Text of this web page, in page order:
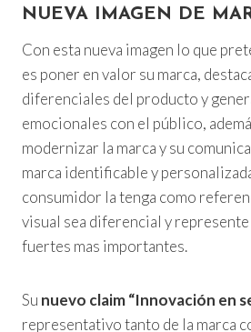
NUEVA IMAGEN DE
Con esta nueva imagen lo que
es poner en valor su marca,
diferenciales del producto y
emocionales con el público,
modernizar la marca y su
marca identificable y
consumidor la tenga como
visual sea diferencial y
fuertes mas importantes.
Su nuevo claim “Innovación en
representativo tanto de la marca